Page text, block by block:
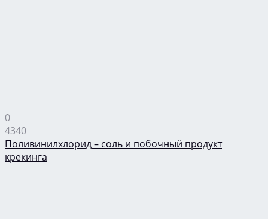
0
4340
Поливинилхлорид – соль и побочный продукт
крекинга